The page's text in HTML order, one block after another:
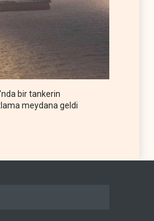
bir tankerin
meydana geldi